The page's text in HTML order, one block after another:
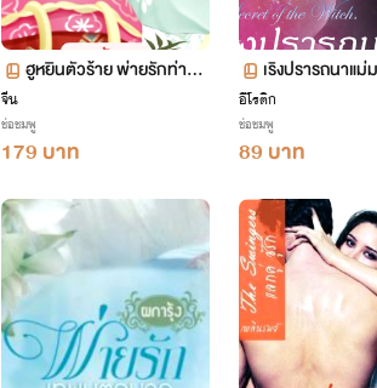
ฮูหยินตัวร้าย พ่ายรักท่านแ
จีน
ช่อชมพู
179 บาท
เริงปรารถนาแม่
อีโรติก
ช่อชมพู
89 บาท